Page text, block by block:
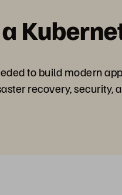
to build modern
recovery, security,